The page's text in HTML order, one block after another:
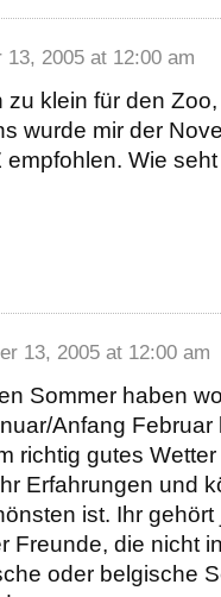
13, 2005 at 12:00 am
zu klein für den
wurde mir der
empfohlen. Wie
13, 2005 at 12:00 am
Sommer haben
Anfang Februar
richtig gutes
Erfahrungen und
ist. Ihr
Freunde, die nicht
oder belgische